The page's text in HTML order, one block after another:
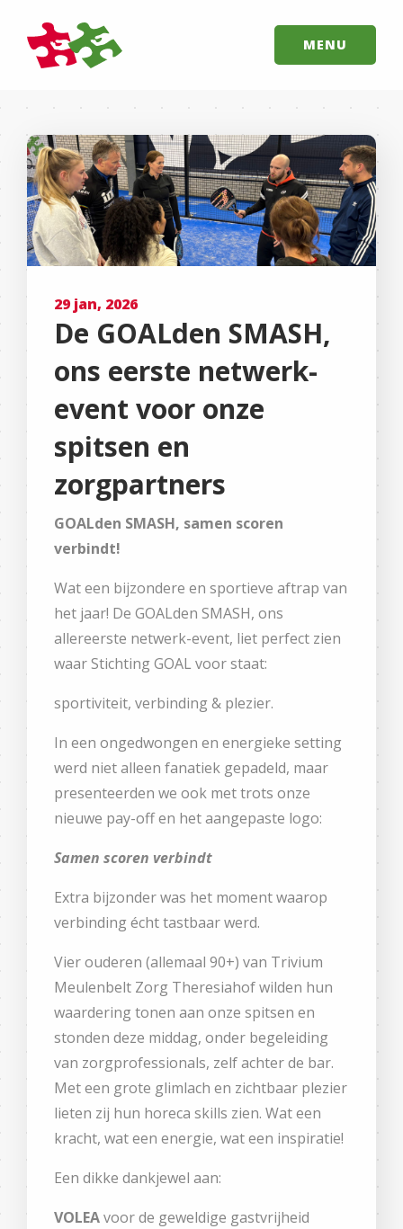
MENU
29 jan, 2026
De GOALden SMASH,
ons eerste netwerk-
event voor onze
spitsen en
zorgpartners
GOALden SMASH, samen scoren
verbindt!
Wat een bijzondere en sportieve aftrap van
het jaar! De GOALden SMASH, ons
allereerste netwerk-event, liet perfect zien
waar Stichting GOAL voor staat:
sportiviteit, verbinding & plezier.
In een ongedwongen en energieke setting
werd niet alleen fanatiek gepadeld, maar
presenteerden we ook met trots onze
nieuwe pay-off en het aangepaste logo:
Samen scoren verbindt
Extra bijzonder was het moment waarop
verbinding écht tastbaar werd.
Vier ouderen (allemaal 90+) van Trivium
Meulenbelt Zorg Theresiahof wilden hun
waardering tonen aan onze spitsen en
stonden deze middag, onder begeleiding
van zorgprofessionals, zelf achter de bar.
Met een grote glimlach en zichtbaar plezier
lieten zij hun horeca skills zien. Wat een
kracht, wat een energie, wat een inspiratie!
Een dikke dankjewel aan:
VOLEAvoor de geweldige gastvrijheid